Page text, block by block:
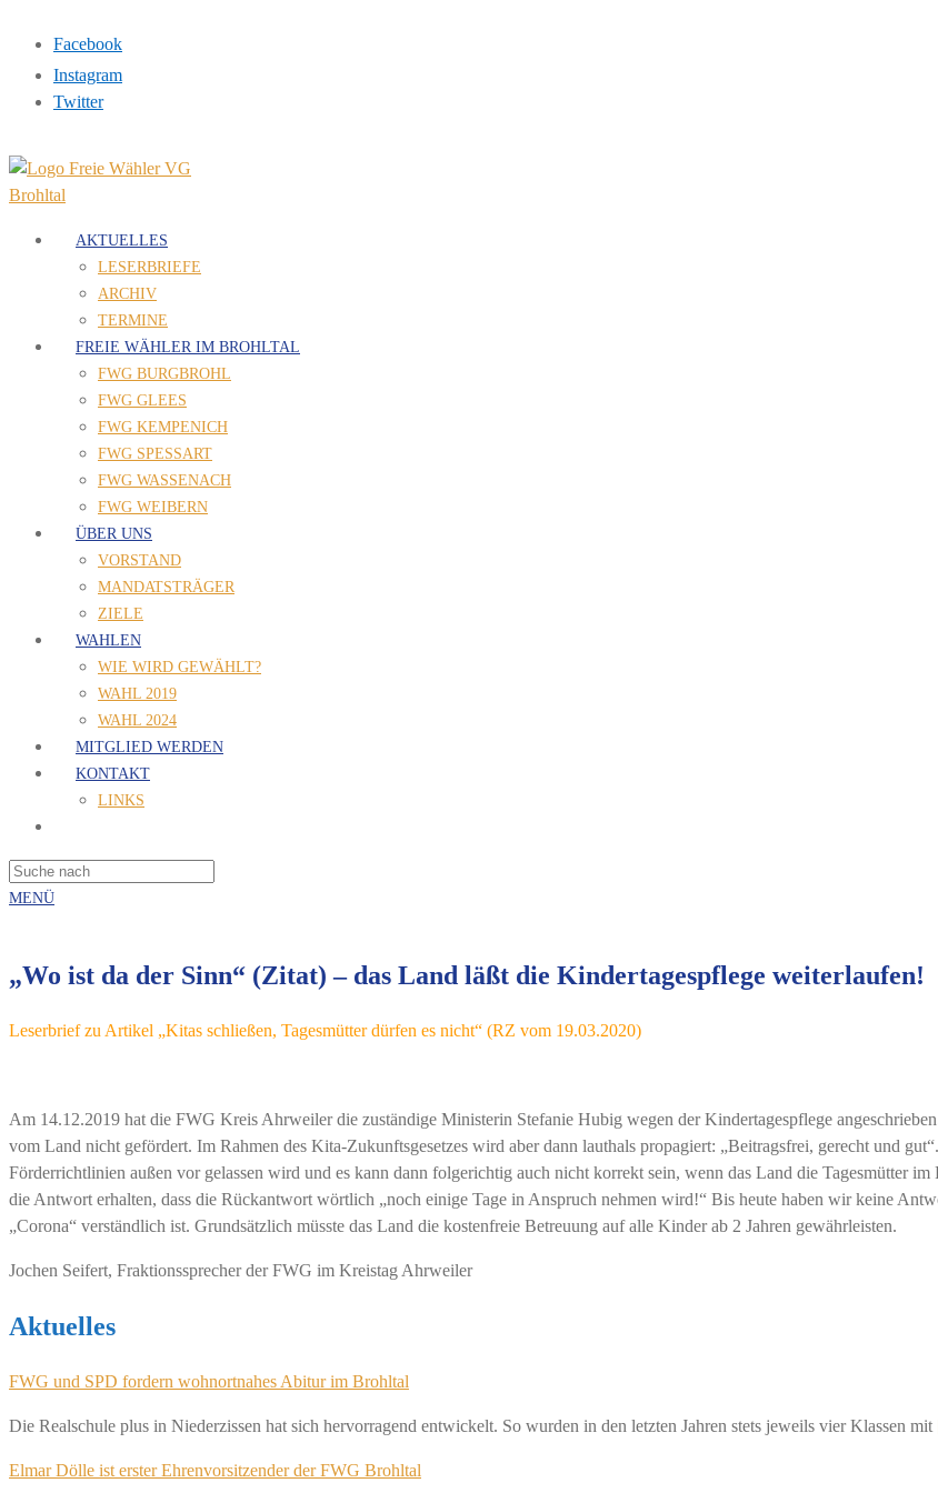
Facebook
Instagram
Twitter
AKTUELLES
LESERBRIEFE
ARCHIV
TERMINE
FREIE WÄHLER IM BROHLTAL
FWG BURGBROHL
FWG GLEES
FWG KEMPENICH
FWG SPESSART
FWG WASSENACH
FWG WEIBERN
ÜBER UNS
VORSTAND
MANDATSTRÄGER
ZIELE
WAHLEN
WIE WIRD GEWÄHLT?
WAHL 2019
WAHL 2024
MITGLIED WERDEN
KONTAKT
LINKS
MENÜ
„Wo ist da der Sinn“ (Zitat) – das Land läßt die Kindertagespflege weiterlaufen!
Leserbrief zu Artikel „Kitas schließen, Tagesmütter dürfen es nicht“ (RZ vom 19.03.2020)
Am 14.12.2019 hat die FWG Kreis Ahrweiler die zuständige Ministerin Stefanie Hubig wegen der Kindertagespflege
vom Land nicht gefördert. Im Rahmen des Kita-Zukunftsgesetzes wird aber dann lauthals propagiert: „Beitragsfrei, gerecht und
Förderrichtlinien außen vor gelassen wird und es kann dann folgerichtig auch nicht korrekt sein, wenn das Land die Tagesmütter
die Antwort erhalten, dass die Rückantwort wörtlich „noch einige Tage in Anspruch nehmen wird!“ Bis heute haben wir keine
„Corona“ verständlich ist. Grundsätzlich müsste das Land die kostenfreie Betreuung auf alle Kinder ab 2 Jahren gewährleisten.
Jochen Seifert, Fraktionssprecher der FWG im Kreistag Ahrweiler
Aktuelles
FWG und SPD fordern wohnortnahes Abitur im Brohltal
Die Realschule plus in Niederzissen hat sich hervorragend entwickelt. So wurden in den letzten Jahren stets jeweils vier Klassen mit
Elmar Dölle ist erster Ehrenvorsitzender der FWG Brohltal